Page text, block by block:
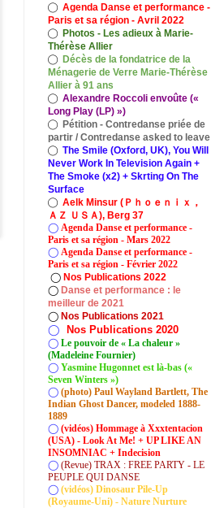
◯ Agenda Danse et performance -
Paris et sa région - Avril 2022
◯ Photos - Les adieux à Marie-
Thérèse Allier
◯ Décès de la fondatrice de la
Ménagerie de Verre Marie-Thérèse
Allier à 91 ans
◯ Alexandre Roccoli envoûte («
Long Play (LP) »)
◯ Pétition - Contredanse priée de
partir / Contredanse asked to leave
◯ The Smile (Oxford, UK), You Will
Never Work In Television Again +
The Smoke (x2) + Skrting On The
Surface
◯ Aelk Minsur (Ｐｈｏｅｎｉｘ，
ＡＺ ＵＳＡ), Berg 37
◯ Agenda Danse et performance -
Paris et sa région - Mars 2022
◯ Agenda Danse et performance -
Paris et sa région - Février 2022
◯ Nos Publications 2022
◯ Danse et performance : le
meilleur de 2021
◯ Nos Publications 2021
◯ Nos Publications 2020
◯ Le pouvoir de « La chaleur »
(Madeleine Fournier)
◯ Yasmine Hugonnet est là-bas («
Seven Winters »)
◯ (photo) Paul Wayland Bartlett, The
Indian Ghost Dancer, modeled 1888-
1889
◯ (vidéos) Hommage à Xxxtentacion
(USA) - Look At Me! + UP LIKE AN
INSOMNIAC + Indecision
◯ (Revue) TRAX : FREE PARTY - LE
PEUPLE QUI DANSE
◯ (vidéos) Dinosaur Pile-Up
(Royaume-Uni) - Nature Nurture